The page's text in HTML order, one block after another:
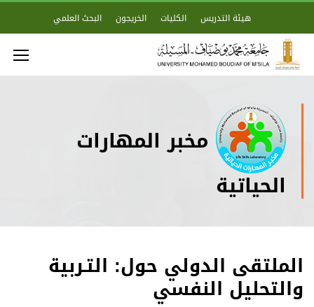
هيئة التدريس الكليات الخريجون البحث العلمي
مخبر المهارات
الحياتية
الملتقى الدولي حول: التـربية
والتحليل النفسي